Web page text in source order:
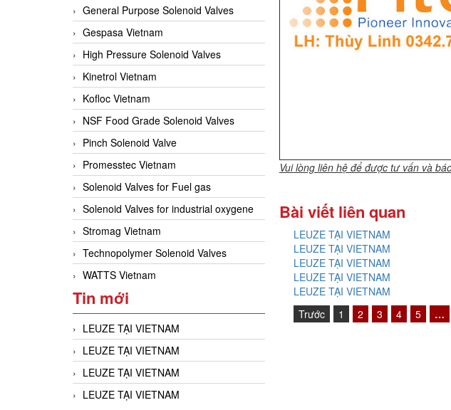
General Purpose Solenoid Valves
Gespasa Vietnam
High Pressure Solenoid Valves
Kinetrol Vietnam
Kofloc Vietnam
NSF Food Grade Solenoid Valves
Pinch Solenoid Valve
Promesstec Vietnam
Solenoid Valves for Fuel gas
Solenoid Valves for industrial oxygene
Stromag Vietnam
Technopolymer Solenoid Valves
WATTS Vietnam
Tin mới
LEUZE TẠI VIETNAM
LEUZE TẠI VIETNAM
LEUZE TẠI VIETNAM
LEUZE TẠI VIETNAM
Vui lòng liên hệ để được tư vấn và
Bài viết liên quan
LEUZE TẠI VIETNAM
LEUZE TẠI VIETNAM
LEUZE TẠI VIETNAM
LEUZE TẠI VIETNAM
LEUZE TẠI VIETNAM
Trước
1 2 3 4 5 …